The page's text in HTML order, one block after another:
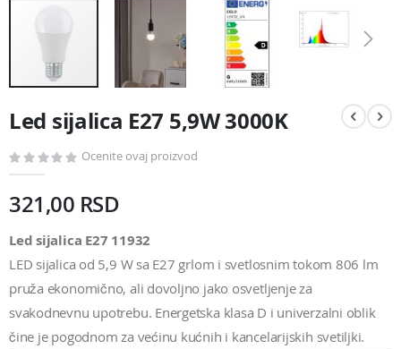
početak
galerije
Led sijalica E27 5,9W 3000K
Ocenite ovaj proizvod
321,00 RSD
Led sijalica E27 11932
LED sijalica od 5,9 W sa E27 grlom i svetlosnim tokom 806 lm
pruža ekonomično, ali dovoljno jako osvetljenje za
svakodnevnu upotrebu. Energetska klasa D i univerzalni oblik
čine je pogodnom za većinu kućnih i kancelarijskih svetiljki.